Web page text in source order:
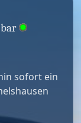
sofort ein